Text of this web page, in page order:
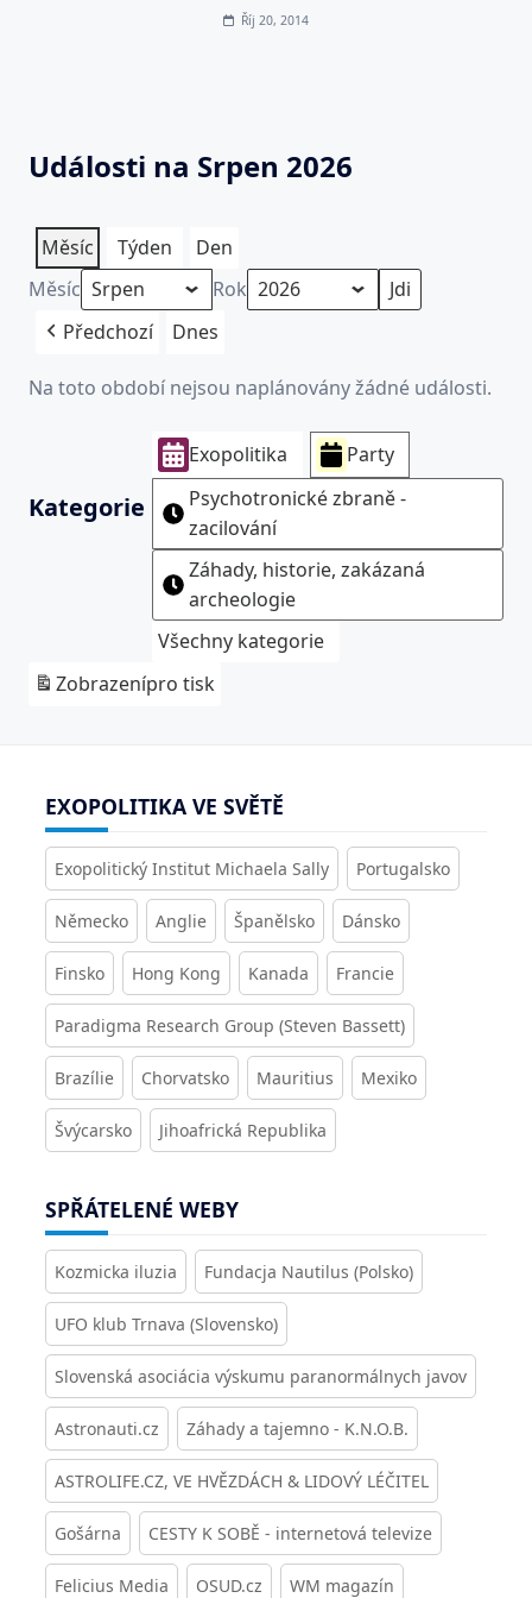
Říj 20, 2014
Události na Srpen 2026
Měsíc Týden
Den
Měsíc
Rok
Předchozí
Dnes
Na toto období nejsou naplánovány žádné události.
Kategorie
Exopolitika
Party
Psychotronické zbraně -
zacilování
Záhady, historie, zakázaná
archeologie
Všechny kategorie
Zobrazenípro tisk
EXOPOLITIKA VE SVĚTĚ
Exopolitický Institut Michaela Sally Portugalsko
Německo Anglie Španělsko Dánsko
Finsko Hong Kong Kanada Francie
Paradigma Research Group (Steven Bassett)
Brazílie Chorvatsko Mauritius Mexiko
Švýcarsko Jihoafrická Republika
SPŘÁTELENÉ WEBY
Kozmicka iluzia Fundacja Nautilus (Polsko)
UFO klub Trnava (Slovensko)
Slovenská asociácia výskumu paranormálnych javov
Astronauti.cz Záhady a tajemno - K.N.O.B.
ASTROLIFE.CZ, VE HVĚZDÁCH & LIDOVÝ LÉČITEL
Gošárna CESTY K SOBĚ - internetová televize
Felicius Media OSUD.cz WM magazín